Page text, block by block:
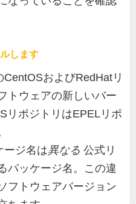
します
およびRedHatリ
トウェアの新しいバー
リポジトリはEPELリポ
ージ名は異なる 公式リ
パッケージ名。この違
フトウェアバージョン